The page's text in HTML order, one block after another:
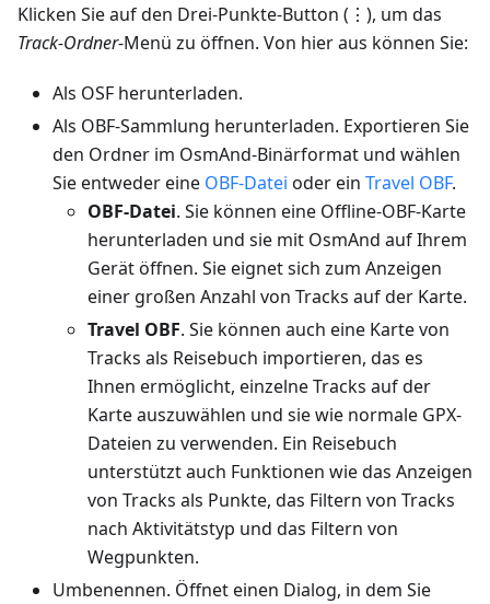
Klicken Sie auf den Drei-Punkte-Button (⋮), um das
Track-Ordner-Menü zu öffnen. Von hier aus können Sie:
Als OSF herunterladen.
Als OBF-Sammlung herunterladen. Exportieren Sie
den Ordner im OsmAnd-Binärformat und wählen
Sie entweder eine OBF-Datei oder ein Travel OBF.
OBF-Datei. Sie können eine Offline-OBF-Karte
herunterladen und sie mit OsmAnd auf Ihrem
Gerät öffnen. Sie eignet sich zum Anzeigen
einer großen Anzahl von Tracks auf der Karte.
Travel OBF. Sie können auch eine Karte von
Tracks als Reisebuch importieren, das es
Ihnen ermöglicht, einzelne Tracks auf der
Karte auszuwählen und sie wie normale GPX-
Dateien zu verwenden. Ein Reisebuch
unterstützt auch Funktionen wie das Anzeigen
von Tracks als Punkte, das Filtern von Tracks
nach Aktivitätstyp und das Filtern von
Wegpunkten.
Umbenennen. Öffnet einen Dialog, in dem Sie